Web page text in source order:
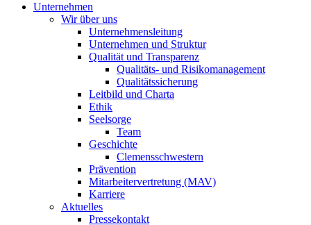
Unternehmen
Wir über uns
Unternehmensleitung
Unternehmen und Struktur
Qualität und Transparenz
Qualitäts- und Risikomanagement
Qualitätssicherung
Leitbild und Charta
Ethik
Seelsorge
Team
Geschichte
Clemensschwestern
Prävention
Mitarbeitervertretung (MAV)
Karriere
Aktuelles
Pressekontakt